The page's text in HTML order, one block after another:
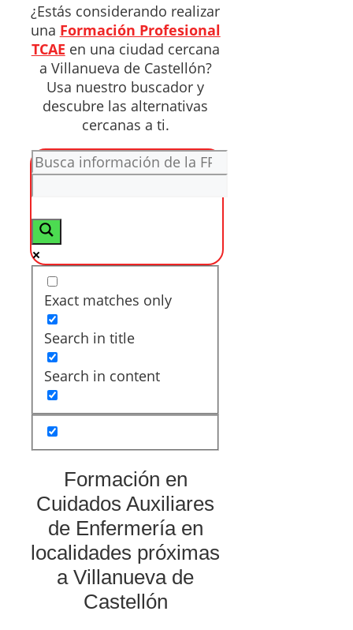
¿Estás considerando realizar
una Formación Profesional
TCAE en una ciudad cercana
a Villanueva de Castellón?
Usa nuestro buscador y
descubre las alternativas
cercanas a ti.
Exact matches only
Search in title
Search in content
Formación en
Cuidados Auxiliares
de Enfermería en
localidades próximas
a Villanueva de
Castellón